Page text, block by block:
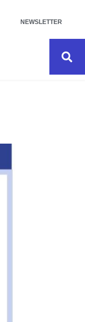
NEWSLETTER